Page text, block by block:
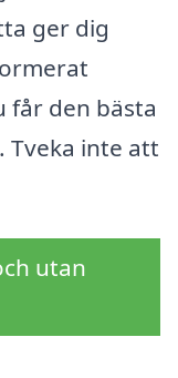
ger dig
får den bästa
inte att
utan